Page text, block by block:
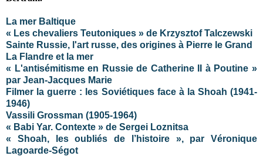
La mer Baltique
« Les chevaliers Teutoniques » de Krzysztof Talczewski
Sainte Russie, l'art russe, des origines à Pierre le Grand
La Flandre et la mer
« L'antisémitisme en Russie de Catherine II à Poutine »
par Jean-Jacques Marie
Filmer la guerre : les Soviétiques face à la Shoah (1941-
1946)
Vassili Grossman (1905-1964)
« Babi Yar. Contexte » de Sergei Loznitsa
« Shoah, les oubliés de l’histoire », par Véronique
Lagoarde-Ségot